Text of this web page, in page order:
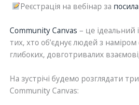
Реєстрація на вебінар за
Community Canvas – це ідеальний
тих, хто об’єднує людей з
глибоких, довготривалих
На зустрічі будемо розглядати
Community Canvas: